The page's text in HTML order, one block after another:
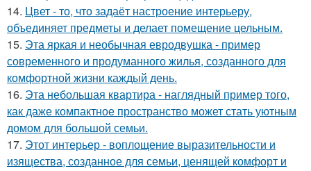
14. Цвет - то, что задаёт настроение интерьеру,
объединяет предметы и делает помещение цельным.
15. Эта яркая и необычная евродвушка - пример
современного и продуманного жилья, созданного для
комфортной жизни каждый день.
16. Эта небольшая квартира - наглядный пример того,
как даже компактное пространство может стать уютным
домом для большой семьи.
17. Этот интерьер - воплощение выразительности и
изящества, созданное для семьи, ценящей комфорт и